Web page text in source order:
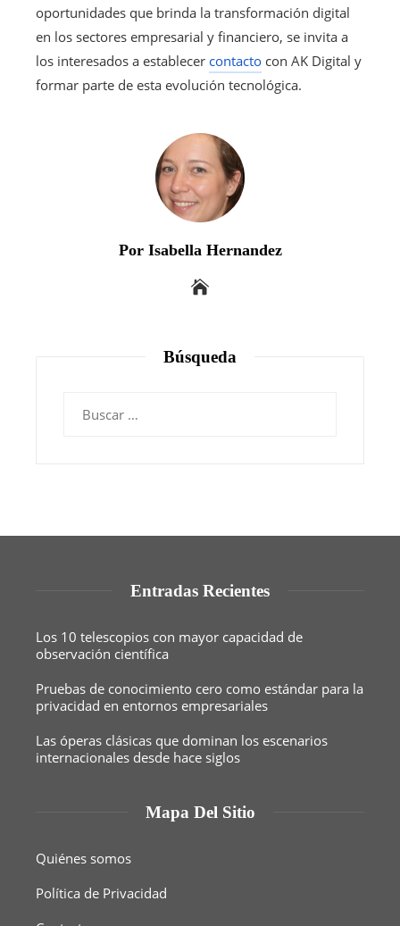
oportunidades que brinda la transformación digital
en los sectores empresarial y financiero, se invita a
los interesados a establecer contacto con AK Digital y
formar parte de esta evolución tecnológica.
Por Isabella Hernandez
Búsqueda
Entradas Recientes
Los 10 telescopios con mayor capacidad de
observación científica
Pruebas de conocimiento cero como estándar para la
privacidad en entornos empresariales
Las óperas clásicas que dominan los escenarios
internacionales desde hace siglos
Mapa Del Sitio
Quiénes somos
Política de Privacidad